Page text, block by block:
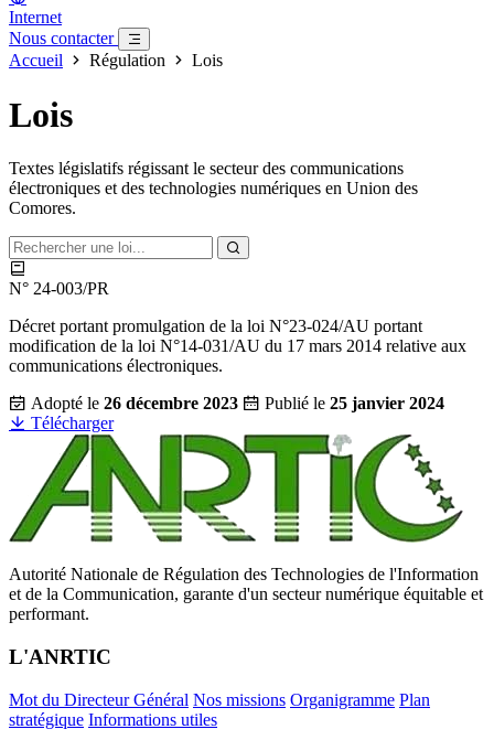
Internet
Nous contacter
Accueil
Régulation Lois
Lois
Textes législatifs régissant le secteur des communications
électroniques et des technologies numériques en Union des
Comores.
N° 24-003/PR
Décret portant promulgation de la loi N°23-024/AU portant
modification de la loi N°14-031/AU du 17 mars 2014 relative aux
communications électroniques.
Adopté le 26 décembre 2023 Publié le 25 janvier 2024
Télécharger
Autorité Nationale de Régulation des Technologies de l'Information
et de la Communication, garante d'un secteur numérique équitable et
performant.
L'ANRTIC
Mot du Directeur Général Nos missions Organigramme Plan
stratégique Informations utiles